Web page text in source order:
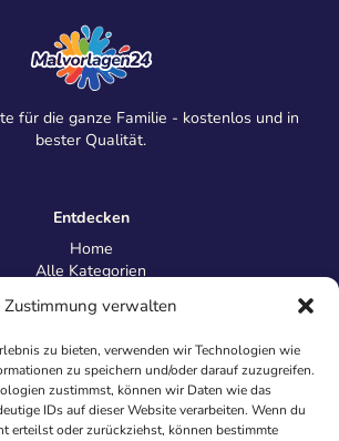
Zustimmung verwalten
zu bieten, verwenden wir Technologien wie
zu speichern und/oder darauf zuzugreifen.
zustimmst, können wir Daten wie das
IDs auf dieser Website verarbeiten. Wenn du
erteilst oder zurückziehst, können bestimmte
für die ganze Familie - kostenlos und in
bester Qualität.
Entdecken
Home
Alle Kategorien
Information
Über uns
Kontakt
Inhaltsrichtlinien
Recht & Datenschutz